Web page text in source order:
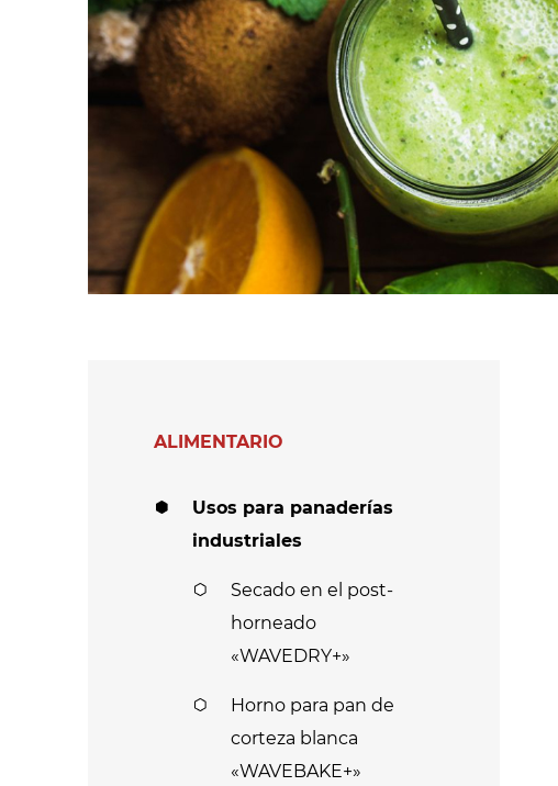
cintas de
hilo/mechas e hilos
en madejas
Secadores de
Secadores para
medias y leotardos
Otras aplicaciones
látex y otras
espumas de
polímeros
Secadores de
fieltros y otros
textiles no tejidos
Otras aplicaciones
en textiles técnicos
ALIMENTARIO
Usos para panaderías
industriales
Secado en el post-
horneado
«WAVEDRY+»
Horno para pan de
corteza blanca
«WAVEBAKE+»